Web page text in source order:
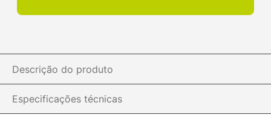
Descrição do produto
Especificações técnicas